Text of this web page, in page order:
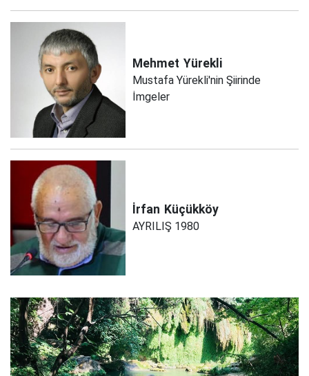
Mehmet Yürekli
Mustafa Yürekli'nin Şiirinde
İmgeler
İrfan Küçükköy
AYRILIŞ 1980